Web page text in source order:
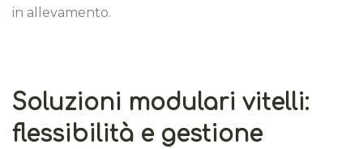
in allevamento.
Soluzioni modulari vitelli:
flessibilità e gestione